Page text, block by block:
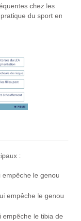
chez les
du sport en
:
le genou
empêche le genou
empêche le tibia de